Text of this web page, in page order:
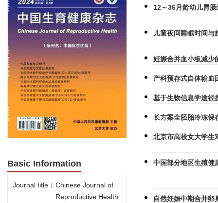
Basic Information
Journal title : Chinese Journal of
Reproductive Health
12～36月龄幼儿胃
儿童夜间睡眠时间与
妊娠合并血小板减少
产科预存式自体输血
基于生物信息学途径
长方案全胚胎冷冻保
北京市高校女大学生
中国部分地区生殖健
自然妊娠中期合并卵